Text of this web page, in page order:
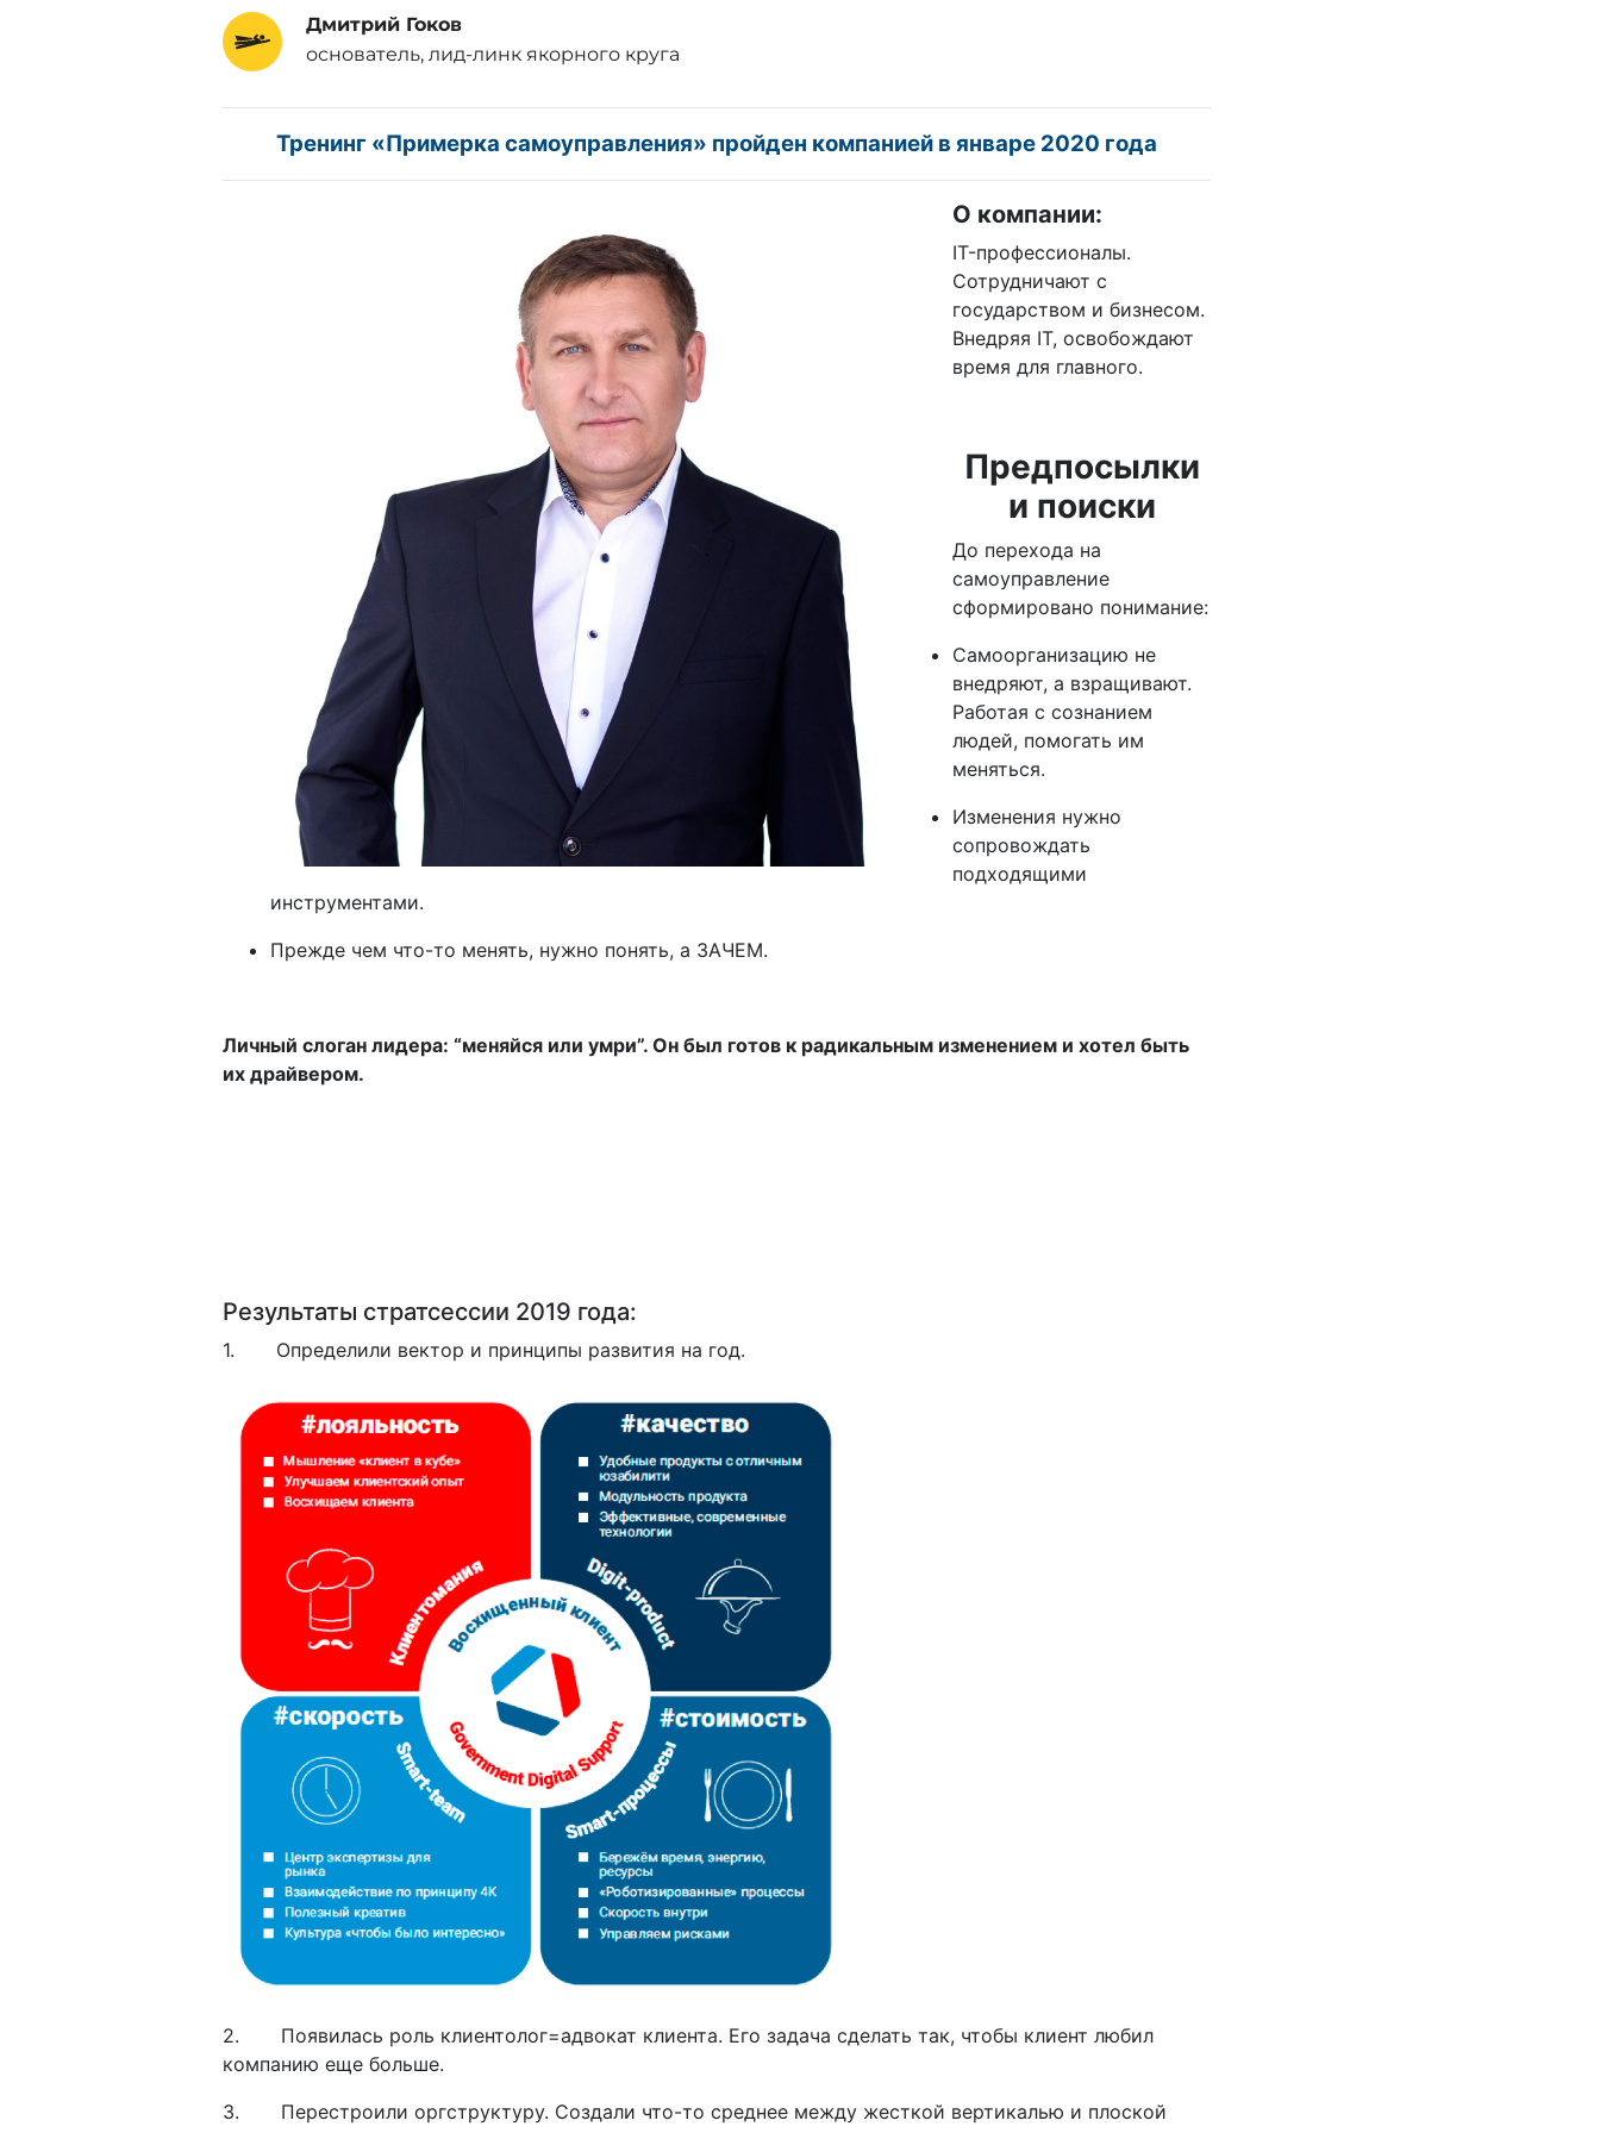
Дмитрий Гоков
основатель, лид-линк якорного круга
Тренинг «Примерка самоуправления» пройден компанией в январе 2020 года
О компании:
IT-профессионалы.
Сотрудничают с
государством и бизнесом.
Внедряя IT, освобождают
время для главного.
Предпосылки
и поиски
До перехода на
самоуправление
сформировано понимание:
Самоорганизацию не
внедряют, а взращивают.
Работая с сознанием
людей, помогать им
меняться.
Изменения нужно
сопровождать
подходящими
инструментами.
Прежде чем что-то менять, нужно понять, а ЗАЧЕМ.
Личный слоган лидера: “меняйся или умри”. Он был готов к радикальным изменением и хотел быть
их драйвером.
Результаты стратсессии 2019 года:
1. Определили вектор и принципы развития на год.
2. Появилась роль клиентолог=адвокат клиента. Его задача сделать так, чтобы клиент любил
компанию еще больше.
3. Перестроили оргструктуру. Создали что-то среднее между жесткой вертикалью и плоской